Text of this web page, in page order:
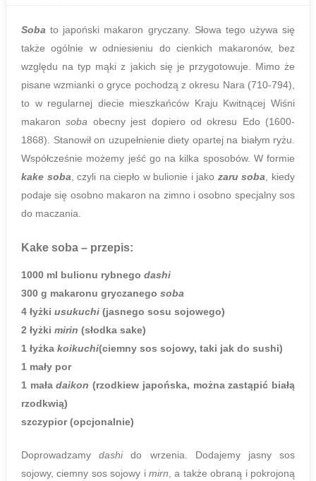
Soba to japoński makaron gryczany. Słowa tego używa się
także ogólnie w odniesieniu do cienkich makaronów, bez
względu na typ mąki z jakich się je przygotowuje. Mimo że
pisane wzmianki o gryce pochodzą z okresu Nara (710-794),
to w regularnej diecie mieszkańców Kraju Kwitnącej Wiśni
makaronsoba obecny jest dopiero od okresu Edo (1600-
1868). Stanowił on uzupełnienie diety opartej na białym ryżu.
Współcześnie możemy jeść go na kilka sposobów. W formie
kake soba , czyli na ciepło w bulionie i jako zaru soba , kiedy
podaje się osobno makaron na zimno i osobno specjalny sos
do maczania.
Kake soba – przepis:
1000 ml bulionu rybnego dashi
300 g makaronu gryczanego soba
4 łyżki usukuchi (jasnego sosu sojowego)
2 łyżki mirin (słodka sake)
1 łyżka koikuchi(ciemny sos sojowy, taki jak do sushi)
1 mały por
1 maładaikon (rzodkiew japońska, można zastąpić białą
rzodkwią)
szczypior (opcjonalnie)
Doprowadzamydashido wrzenia. Dodajemy jasny sos
sojowy, ciemny sos sojowy i mirn , a także obraną i pokrojoną